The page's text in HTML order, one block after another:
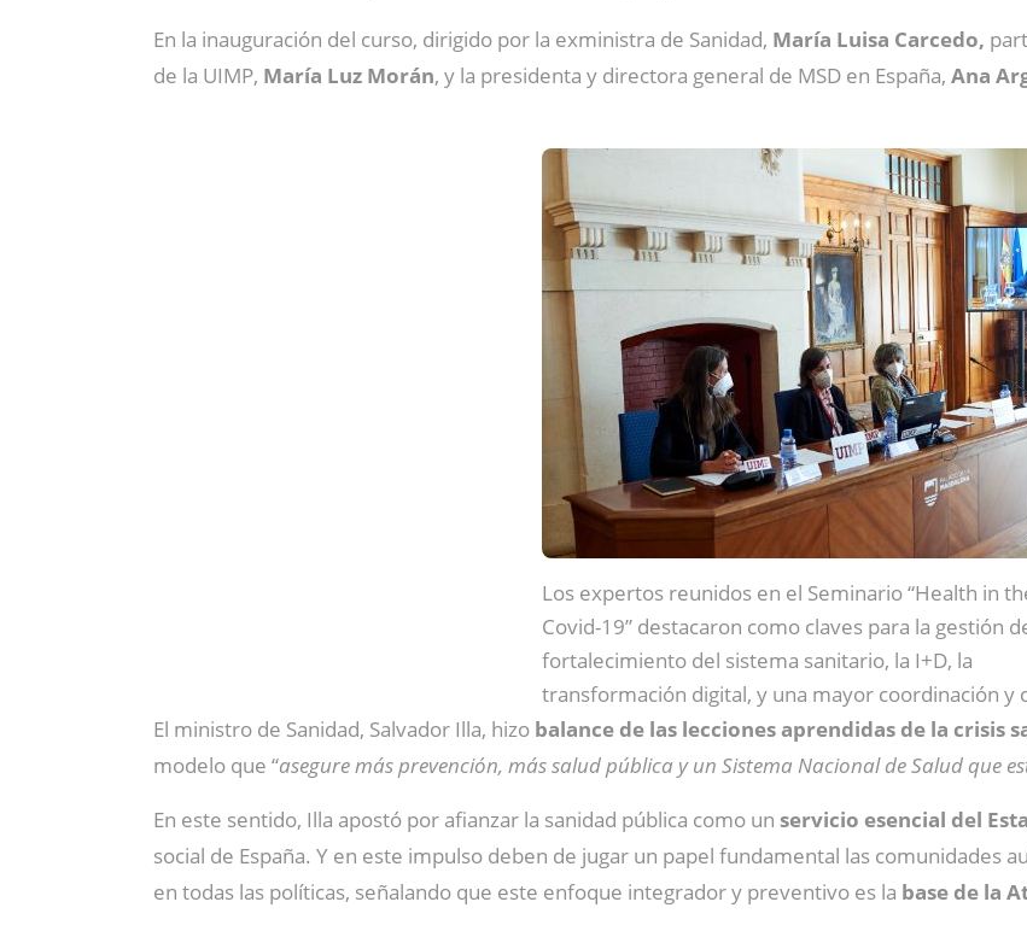
En la inauguración del curso, dirigido por la exministra de Sanidad, María Luisa Carcedo,
de la UIMP, María Luz Morán, y la presidenta y directora general de MSD en España, Ana
Los expertos reunidos en el Seminario “Health in
Covid-19” destacaron como claves para la gestión
fortalecimiento del sistema sanitario, la I+D, la
transformación digital, y una mayor coordinación y
El ministro de Sanidad, Salvador Illa, hizo balance de las lecciones aprendidas de la crisis
modelo que “asegure más prevención, más salud pública y un Sistema Nacional de Salud que
En este sentido, Illa apostó por afianzar la sanidad pública como un servicio esencial del
social de España. Y en este impulso deben de jugar un papel fundamental las comunidades
en todas las políticas, señalando que este enfoque integrador y preventivo es la base de la